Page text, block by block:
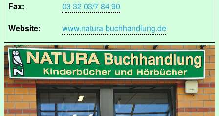
Fax:
03 32 03/7 84 90
Website:
www.natura-buchhandlung.de